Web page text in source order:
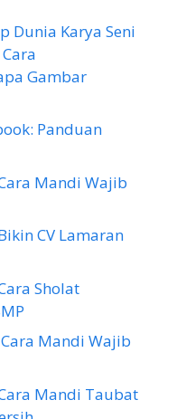
Dunia Karya Seni
Gambar
Panduan
Mandi Wajib
CV Lamaran
Sholat
Mandi Wajib
Mandi Taubat